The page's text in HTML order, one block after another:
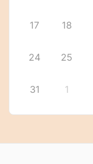
17 18
24 25
31 1